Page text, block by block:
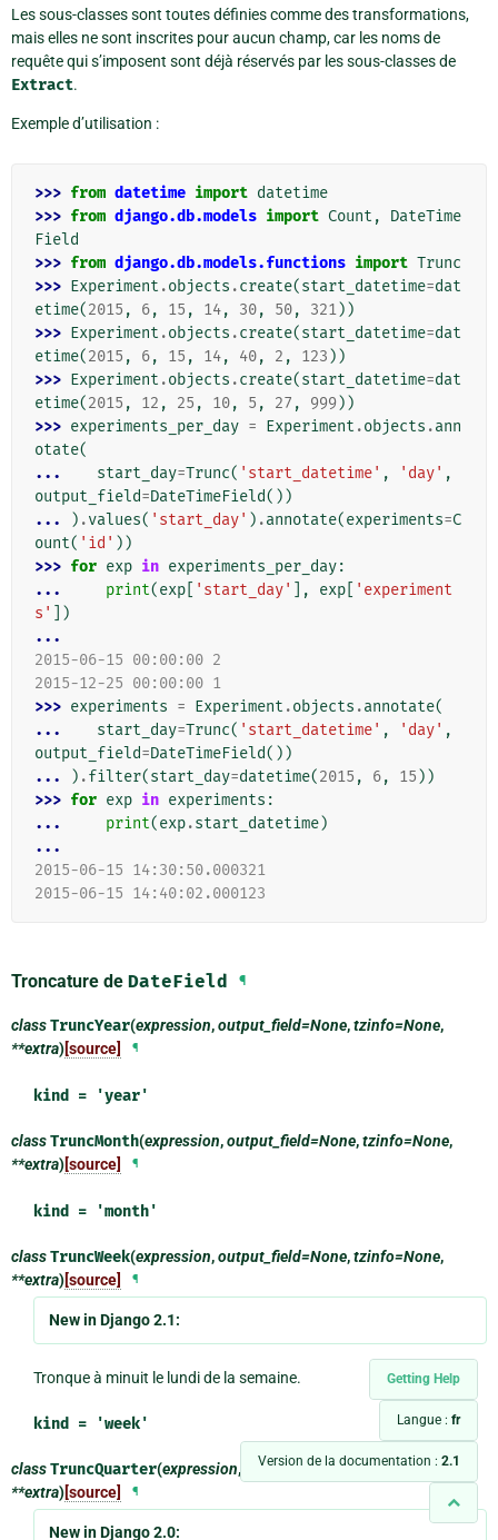
Getting Help
Langue : fr
Version de la documentation : 2.1
Les sous-classes sont toutes définies comme des transformations,
mais elles ne sont inscrites pour aucun champ, car les noms de
requête qui s’imposent sont déjà réservés par les sous-classes de
Extract.
Exemple d’utilisation :
>>> from datetime import datetime
>>> from django.db.models import Count ,
DateTime
Field
>>> from django.db.models.functions import Trunc
>>> Experiment .objects .create(start_datetime=dat
etime(2015 , 6, 15 , 14, 30, 50, 321))
>>> Experiment .objects .create(start_datetime=dat
etime(2015 , 6, 15 , 14, 40, 2 , 123 ))
>>> Experiment .objects .create(start_datetime=dat
etime(2015 , 12 , 25 , 10, 5 , 27 , 999))
>>> experiments_per_day = Experiment .objects .ann
otate(
...
start_day=Trunc( 'start_datetime' , 'day' ,
output_field=DateTimeField())
...
) .values( 'start_day' ) .annotate(experiments=C
ount( 'id' ))
>>> for exp in experiments_per_day:
...
print(exp 'start_day' ], exp
'experiment
s'
])
...
2015-06-15 00:00:00 2
2015-12-25 00:00:00 1
>>> experiments = Experiment .objects .annotate(
...
start_day=Trunc( 'start_datetime' , 'day' ,
output_field=DateTimeField())
...
) .filter(start_day=datetime(2015 , 6, 15 ))
>>> for exp in experiments :
...
print(exp.start_datetime)
...
2015-06-15 14:30:50.000321
2015-06-15 14:40:02.000123
Troncature de DateField ¶
classTruncYear(expression,output_field=None,tzinfo=None,
**extra)[source] ¶
kind = 'year'
classTruncMonth(expression,output_field=None,tzinfo=None,
**extra)[source] ¶
kind = 'month'
classTruncWeek(expression,output_field=None,tzinfo=None,
**extra)[source] ¶
New in Django 2.1:
Tronque à minuit le lundi de la semaine.
kind = 'week'
classTruncQuarter(expression, output_field=None,tzinfo=None
**extra)[source] ¶
New in Django 2.0: